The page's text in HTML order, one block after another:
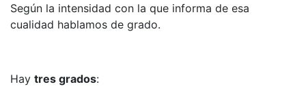
Según la intensidad con la que informa de esa
cualidad hablamos de grado.
Hay tres grados: